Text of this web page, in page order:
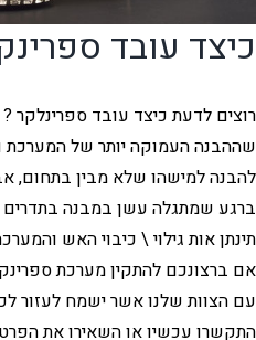
כיצד עובד
רוצים לדעת כיצד עובד ספרינלקר
שההבנה העמוקה יותר של
להבנה למישהו שלא מבין בתחום,
ברגע שמתגלה עשן במבנה בתדרים
תינתן אות גילוי \ כיבוי האש
אם ברצונכם להתקין מערכת
עם הצוות שלנו אשר ישמח לעזור
התקשרו עכשיו או השאירו את